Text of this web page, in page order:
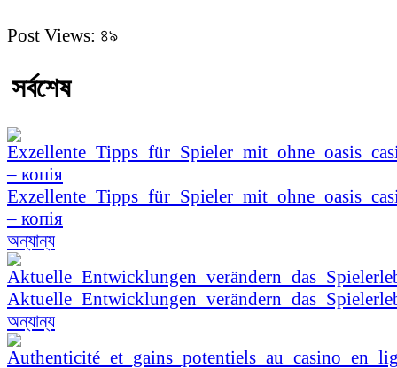
Post Views: ৪৯
সর্বশেষ
– копія
অন্যান্য
অন্যান্য